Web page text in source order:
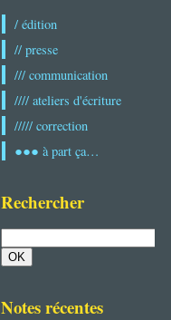
/ édition
// presse
/// communication
//// ateliers d'écriture
///// correction
●●● à part ça…
Rechercher
Notes récentes